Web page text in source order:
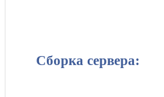
Сборка сервера: